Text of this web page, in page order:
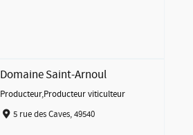
Domaine Saint-Arnoul
Producteur,Producteur viticulteur
5 rue des Caves, 49540